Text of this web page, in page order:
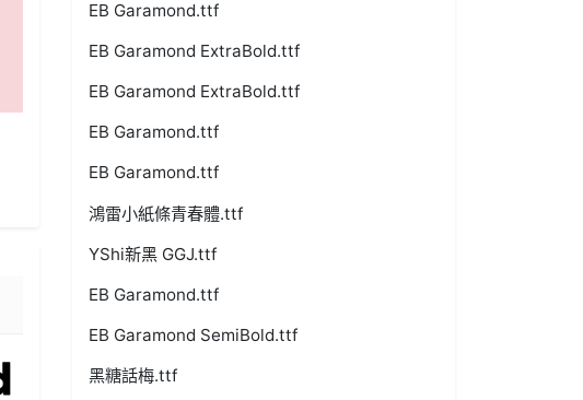
EB Garamond.ttf
EB Garamond ExtraBold.ttf
EB Garamond ExtraBold.ttf
EB Garamond.ttf
EB Garamond.ttf
鴻雷小紙條青春體.ttf
YShi新黑 GGJ.ttf
EB Garamond.ttf
EB Garamond SemiBold.ttf
黑糖話梅.ttf